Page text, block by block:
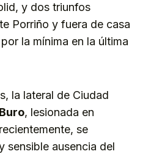
y dos triunfos
Porriño y fuera de casa
la mínima en la última
la lateral de Ciudad
, lesionada en
se
sensible ausencia del